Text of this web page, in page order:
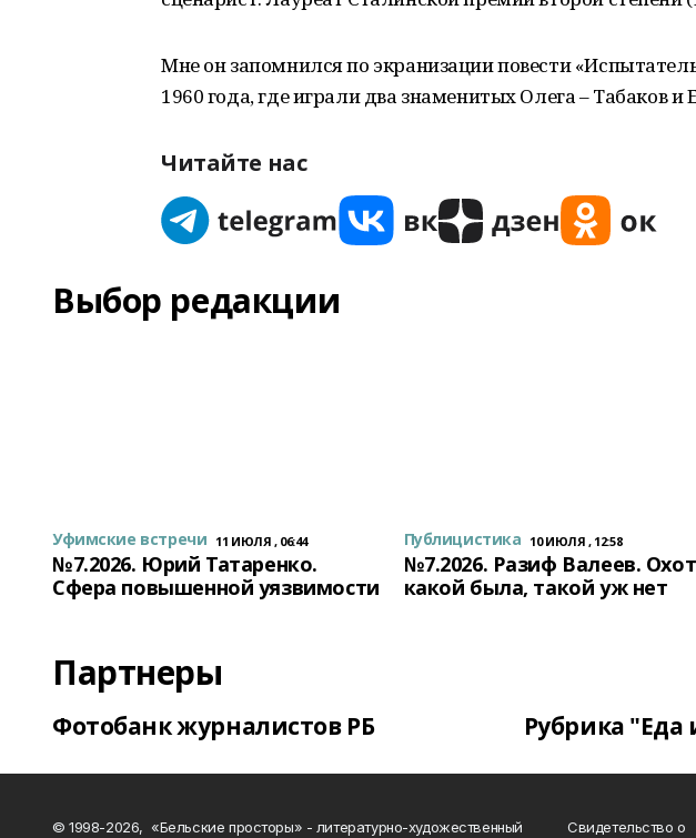
Мне он запомнился по экранизации повести
1960 года, где играли два знаменитых Олега – Табаков и
Читайте нас
Выбор редакции
Уфимские встречи 11 ИЮЛЯ , 06:44
№7.2026. Юрий Татаренко.
Сфера повышенной уязвимости
Публицистика 10 ИЮЛЯ , 12:58
№7.2026. Разиф Валеев.
какой была, такой уж нет
Партнеры
Фотобанк журналистов РБ Рубрика
© 1998-2026, «Бельские просторы» - литературно-художественный
Свидетельство о